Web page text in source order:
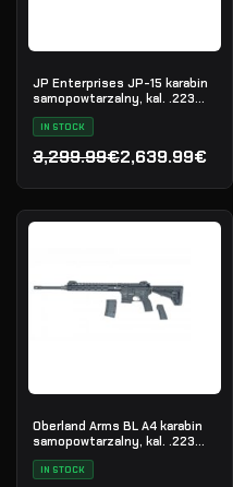
JP Enterprises JP-15 karabin
samopowtarzalny, kal. .223
IN STOCK
3,299.99€
Pierwotna cena
2,639.99€
Aktualna cena wynosi:
Oberland Arms BL A4 karabin
samopowtarzalny, kal. .223
Rem
IN STOCK